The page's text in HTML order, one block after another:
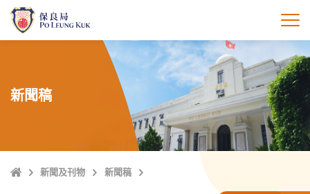
打
新聞稿
主
新聞及刊物 新聞稿